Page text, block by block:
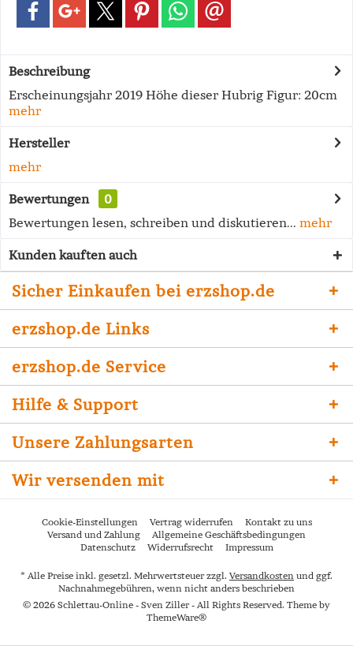
Beschreibung
Erscheinungsjahr 2019 Höhe dieser Hubrig Figur: 20cm
mehr
Hersteller
mehr
Bewertungen
0
Bewertungen lesen, schreiben und diskutieren... mehr
Kunden kauften auch
Sicher Einkaufen bei erzshop.de
erzshop.de Links
erzshop.de Service
Hilfe & Support
Unsere Zahlungsarten
Wir versenden mit
Cookie-Einstellungen Vertrag widerrufen
Kontakt zu uns
Versand und Zahlung
Allgemeine Geschäftsbedingungen
Datenschutz
Widerrufsrecht Impressum
* Alle Preise inkl. gesetzl. Mehrwertsteuer zzgl. Versandkosten und ggf.
Nachnahmegebühren, wenn nicht anders beschrieben
© 2026 Schlettau-Online - Sven Ziller - All Rights Reserved. Theme by
ThemeWare®